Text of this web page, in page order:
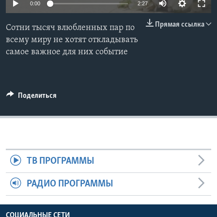
СОЦИАЛЬНЫЕ СЕТИ
0:00 2:27
Прямая ссылка
Сотни тысяч влюбленных пар по
всему миру не хотят откладывать
самое важное для них событие
Поделиться
ТВ ПРОГРАММЫ
РАДИО ПРОГРАММЫ